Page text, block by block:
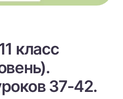
класс
37-42.